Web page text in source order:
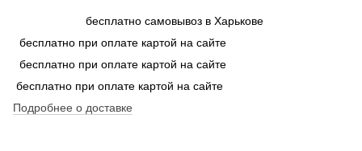
бесплатно самовывоз в Харькове
бесплатно при оплате картой на сайте
бесплатно при оплате картой на сайте
бесплатно при оплате картой на сайте
Подробнее о доставке